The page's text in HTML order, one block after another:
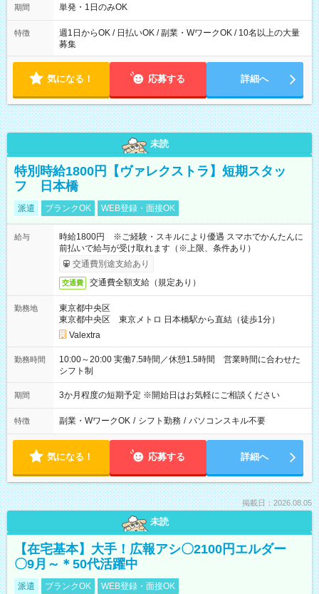
期間 単発・1日のみOK
特徴
週1日からOK / 日払いOK / 副業・WワークOK / 10名以上の大量
募集
気になる！ 応募する 詳細へ
未読
特別時給1800円【ヴァレクストラ】短期スタッ
フ 日本橋
派遣 ブランクOK WEB登録・面接OK
給与
時給1800円 ※ご経験・スキルにより優遇 スマホでかんたんに
前払いで給与が受け取れます（※上限、条件あり）
交通費別途支給あり
交通費 交通費全額支給（規定あり）
勤務地
東京都中央区
東京都中央区 東京メトロ 日本橋駅から直結（徒歩1分）
Valextra
勤務時間
10:00～20:00 実働7.5時間／休憩1.5時間 営業時間に合わせた
シフト制
期間 3か月程度の短期予定 ※開始日はお気軽にご相談ください
特徴 副業・WワークOK / シフト勤務 / パソコンスキル不要
気になる！ 応募する 詳細へ
掲載日：2026.08.05
未読
【在宅基本】大手！広報アシ〇2100円エルダー
〇9月～＊50代活躍中
派遣 ブランクOK WEB登録・面接OK